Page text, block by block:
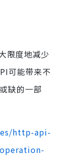
限度地减少
可能带来不
缺的一部
http-api-